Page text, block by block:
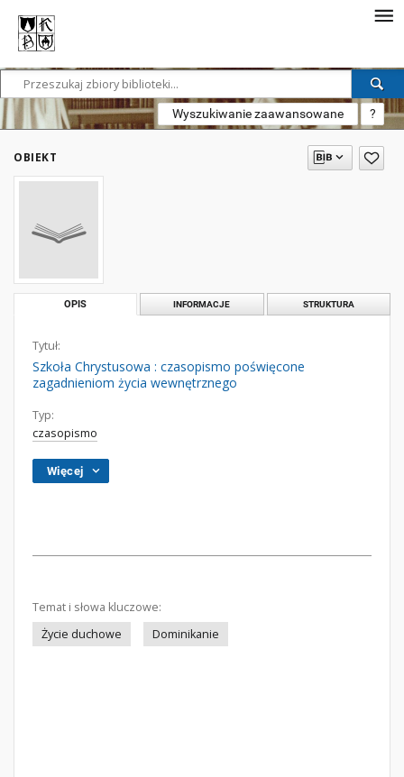
Wyszukiwanie zaawansowane ?
OBIEKT
OPIS INFORMACJE STRUKTURA
Tytuł:
Szkoła Chrystusowa : czasopismo poświęcone
zagadnieniom życia wewnętrznego
Typ:
czasopismo
Więcej
Temat i słowa kluczowe:
Życie duchowe
Dominikanie